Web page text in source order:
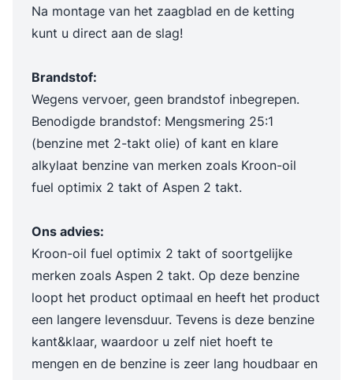
Na montage van het zaagblad en de ketting
kunt u direct aan de slag!
Brandstof:
Wegens vervoer, geen brandstof inbegrepen.
Benodigde brandstof: Mengsmering 25:1
(benzine met 2-takt olie) of kant en klare
alkylaat benzine van merken zoals Kroon-oil
fuel optimix 2 takt of Aspen 2 takt.
Ons advies:
Kroon-oil fuel optimix 2 takt of soortgelijke
merken zoals Aspen 2 takt. Op deze benzine
loopt het product optimaal en heeft het product
een langere levensduur. Tevens is deze benzine
kant&klaar, waardoor u zelf niet hoeft te
mengen en de benzine is zeer lang houdbaar en